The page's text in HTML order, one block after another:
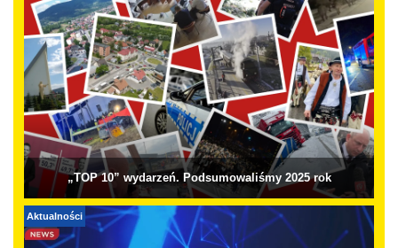
„TOP 10” wydarzeń. Podsumowaliśmy 2025 rok
Aktualności